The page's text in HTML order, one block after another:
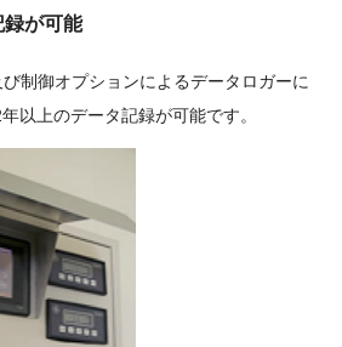
が可能
制御オプションによるデータロガーに
以上のデータ記録が可能です。